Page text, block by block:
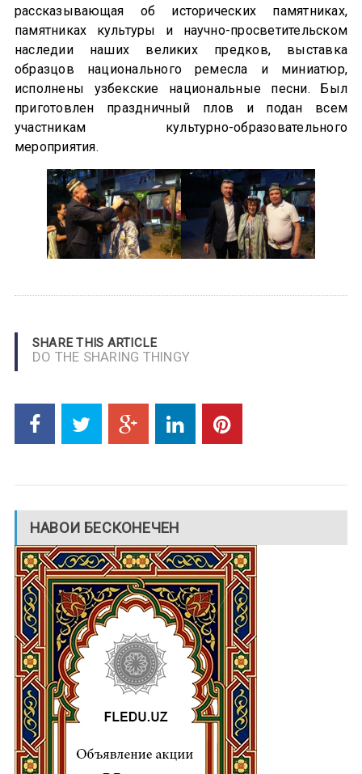
рассказывающая об исторических памятниках,
памятниках культуры и научно-просветительском
наследии наших великих предков, выставка
образцов национального ремесла и миниатюр,
исполнены узбекские национальные песни. Был
приготовлен праздничный плов и подан всем
участникам культурно-образовательного
мероприятия.
SHARE THIS ARTICLE
DO THE SHARING THINGY
НАВОИ БЕСКОНЕЧЕН